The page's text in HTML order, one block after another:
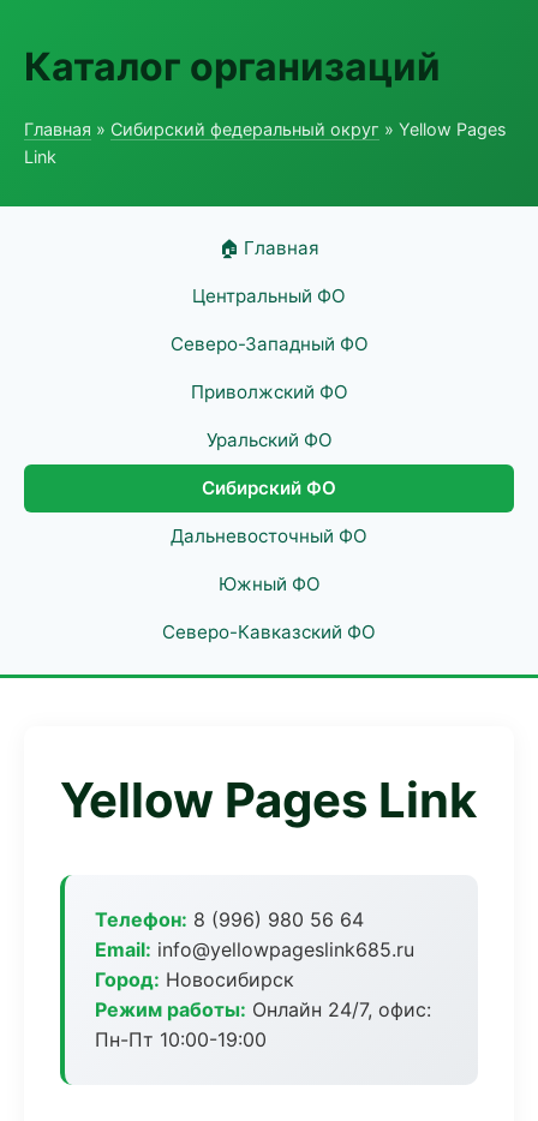
Каталог организаций
Главная » Сибирский федеральный округ » Yellow Pages
Link
🏠 Главная
Центральный ФО
Северо-Западный ФО
Приволжский ФО
Уральский ФО
Сибирский ФО
Дальневосточный ФО
Южный ФО
Северо-Кавказский ФО
Yellow Pages Link
Телефон: 8 (996) 980 56 64
Email: info@yellowpageslink685.ru
Город: Новосибирск
Режим работы: Онлайн 24/7, офис:
Пн-Пт 10:00-19:00